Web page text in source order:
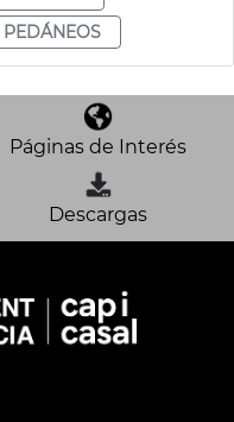
Páginas de Interés
Descargas